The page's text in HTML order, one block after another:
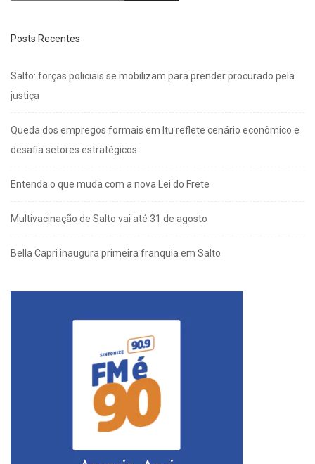
Posts Recentes
Salto: forças policiais se mobilizam para prender procurado pela
justiça
Queda dos empregos formais em Itu reflete cenário econômico e
desafia setores estratégicos
Entenda o que muda com a nova Lei do Frete
Multivacinação de Salto vai até 31 de agosto
Bella Capri inaugura primeira franquia em Salto